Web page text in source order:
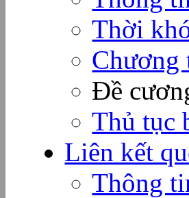
Thời
Chương
Đề
Thủ tục
Liên kết
Thông